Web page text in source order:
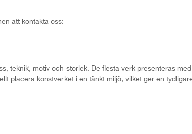
att kontakta oss:
teknik, motiv och storlek. De flesta verk presenteras
placera konstverket i en tänkt miljö, vilket ger en